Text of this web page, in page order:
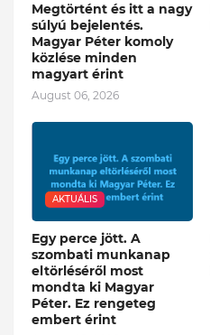
Megtörtént és itt a nagy
súlyú bejelentés.
Magyar Péter komoly
közlése minden
magyart érint
August 06, 2026
AKTUÁLIS
Egy perce jött. A
szombati munkanap
eltörléséről most
mondta ki Magyar
Péter. Ez rengeteg
embert érint